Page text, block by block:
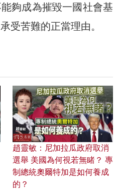
夠成為摧毀一國社會基
受苦難的正當理由。
趙靈敏：尼加拉瓜政府取消
選舉 美國為何視若無睹？ 專
制總統奧爾特加是如何養成
的？